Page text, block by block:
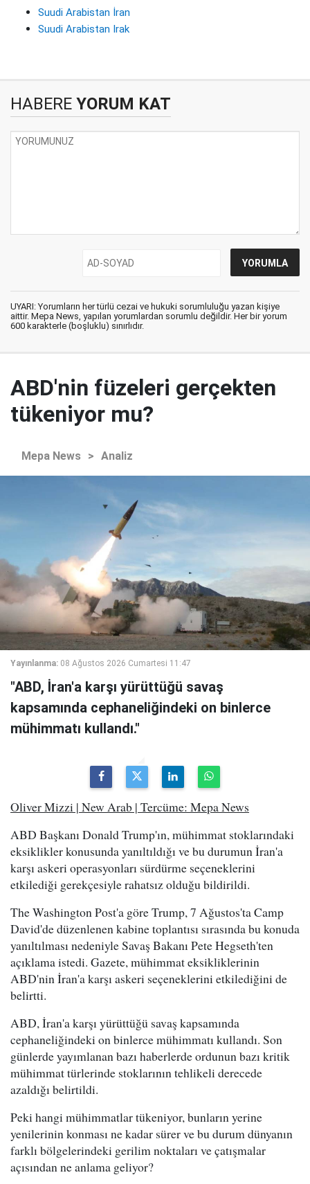
Suudi Arabistan İran
Suudi Arabistan Irak
HABERE YORUM KAT
UYARI: Yorumların her türlü cezai ve hukuki sorumluluğu yazan kişiye
aittir. Mepa News, yapılan yorumlardan sorumlu değildir. Her bir yorum
600 karakterle (boşluklu) sınırlıdır.
ABD'nin füzeleri gerçekten
tükeniyor mu?
Mepa News > Analiz
Yayınlanma: 08 Ağustos 2026 Cumartesi 11:47
"ABD, İran'a karşı yürüttüğü savaş
kapsamında cephaneliğindeki on binlerce
mühimmatı kullandı."
Oliver Mizzi | New Arab | Tercüme: Mepa News
ABD Başkanı Donald Trump'ın, mühimmat stoklarındaki
eksiklikler konusunda yanıltıldığı ve bu durumun İran'a
karşı askeri operasyonları sürdürme seçeneklerini
etkilediği gerekçesiyle rahatsız olduğu bildirildi.
The Washington Post'a göre Trump, 7 Ağustos'ta Camp
David'de düzenlenen kabine toplantısı sırasında bu konuda
yanıltılması nedeniyle Savaş Bakanı Pete Hegseth'ten
açıklama istedi. Gazete, mühimmat eksikliklerinin
ABD'nin İran'a karşı askeri seçeneklerini etkilediğini de
belirtti.
ABD, İran'a karşı yürüttüğü savaş kapsamında
cephaneliğindeki on binlerce mühimmatı kullandı. Son
günlerde yayımlanan bazı haberlerde ordunun bazı kritik
mühimmat türlerinde stoklarının tehlikeli derecede
azaldığı belirtildi.
Peki hangi mühimmatlar tükeniyor, bunların yerine
yenilerinin konması ne kadar sürer ve bu durum dünyanın
farklı bölgelerindeki gerilim noktaları ve çatışmalar
açısından ne anlama geliyor?